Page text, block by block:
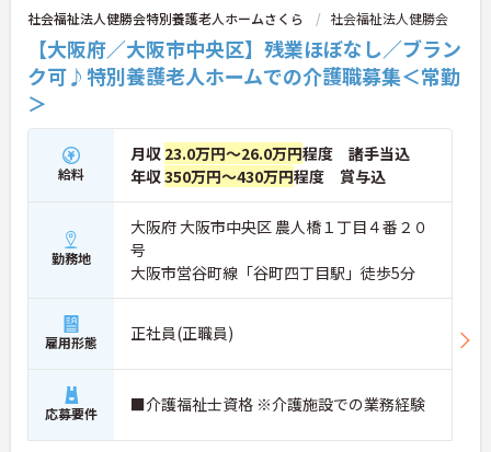
社会福祉法人健勝会特別養護老人ホームさくら 社会福祉法人健勝会
【大阪府／大阪市中央区】残業ほぼなし／ブラン
ク可♪特別養護老人ホームでの介護職募集＜常勤
＞
給料
月収 23.0万円～26.0万円程度 諸手当込
年収350万円～430万円程度 賞与込
勤務地
大阪府 大阪市中央区 農人橋１丁目４番２０
号
大阪市営谷町線「谷町四丁目駅」徒歩5分
雇用形態 正社員(正職員)
応募要件 ■介護福祉士資格 ※介護施設での業務経験